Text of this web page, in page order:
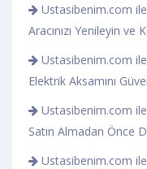
Ustasibenim.com
Aracınızı Yenileyin ve
Ustasibenim.com ile
Elektrik Aksamını
Ustasibenim.com ile
Satın Almadan Önce
Ustasibenim.com ile